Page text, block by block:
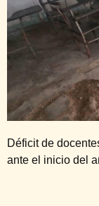
Déficit de
ante el inicio del